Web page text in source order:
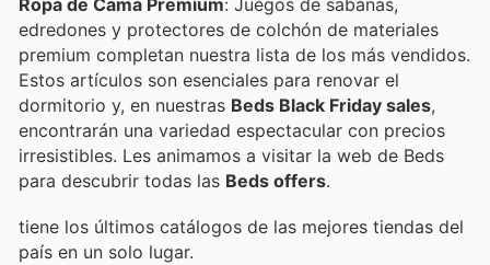
Ropa de Cama Premium: Juegos de sábanas,
edredones y protectores de colchón de materiales
premium completan nuestra lista de los más vendidos.
Estos artículos son esenciales para renovar el
dormitorio y, en nuestras Beds Black Friday sales,
encontrarán una variedad espectacular con precios
irresistibles. Les animamos a visitar la web de Beds
para descubrir todas las Beds offers.
tiene los últimos catálogos de las mejores tiendas del
país en un solo lugar.